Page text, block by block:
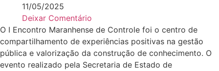
11/05/2025
Deixar Comentário
O I Encontro Maranhense de Controle foi o centro de
compartilhamento de experiências positivas na gestão
pública e valorização da construção de conhecimento. O
evento realizado pela Secretaria de Estado de